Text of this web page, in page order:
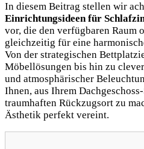
In diesem Beitrag stellen wir
Einrichtungsideen für
vor, die den verfügbaren Raum
gleichzeitig für eine
Von der strategischen
Möbellösungen bis hin zu
und atmosphärischer
Ihnen, aus Ihrem
traumhaften Rückzugsort zu
Ästhetik perfekt vereint.